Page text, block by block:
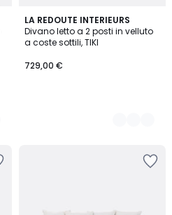
LA REDOUTE INTERIEURS
Divano letto a 2 posti in velluto
a coste sottili, TIKI
729,00 €
4
Colori